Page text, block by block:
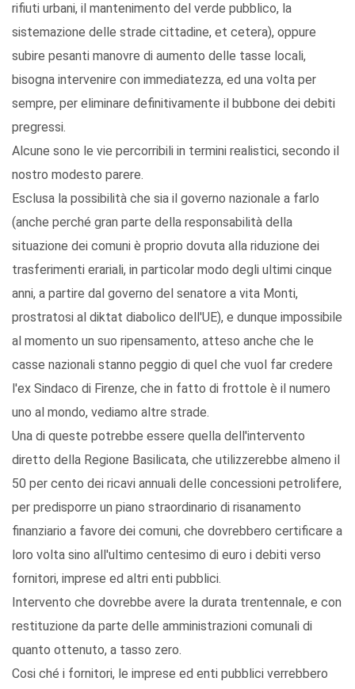
rifiuti urbani, il mantenimento del verde pubblico, la
sistemazione delle strade cittadine, et cetera), oppure
subire pesanti manovre di aumento delle tasse locali,
bisogna intervenire con immediatezza, ed una volta per
sempre, per eliminare definitivamente il bubbone dei debiti
pregressi.
Alcune sono le vie percorribili in termini realistici, secondo il
nostro modesto parere.
Esclusa la possibilità che sia il governo nazionale a farlo
(anche perché gran parte della responsabilità della
situazione dei comuni è proprio dovuta alla riduzione dei
trasferimenti erariali, in particolar modo degli ultimi cinque
anni, a partire dal governo del senatore a vita Monti,
prostratosi al diktat diabolico dell'UE), e dunque impossibile
al momento un suo ripensamento, atteso anche che le
casse nazionali stanno peggio di quel che vuol far credere
l'ex Sindaco di Firenze, che in fatto di frottole è il numero
uno al mondo, vediamo altre strade.
Una di queste potrebbe essere quella dell'intervento
diretto della Regione Basilicata, che utilizzerebbe almeno il
50 per cento dei ricavi annuali delle concessioni petrolifere,
per predisporre un piano straordinario di risanamento
finanziario a favore dei comuni, che dovrebbero certificare a
loro volta sino all'ultimo centesimo di euro i debiti verso
fornitori, imprese ed altri enti pubblici.
Intervento che dovrebbe avere la durata trentennale, e con
restituzione da parte delle amministrazioni comunali di
quanto ottenuto, a tasso zero.
Cosi ché i fornitori, le imprese ed enti pubblici verrebbero